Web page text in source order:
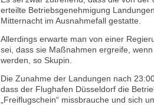
erteilte Betriebsgenehmigung
Mitternacht im Ausnahmefall gestatte.
Allerdings erwarte man von einer
sei, dass sie Maßnahmen ergreife,
werden, so Skupin.
Die Zunahme der Landungen nach
dass der Flughafen Düsseldorf die
„Freiflugschein“ missbrauche und sich